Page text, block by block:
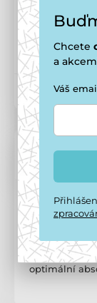
Kód
Popis a
Popis
Filtry
s aktivním
dobré měnit
optimální
Chcete
a
Váš